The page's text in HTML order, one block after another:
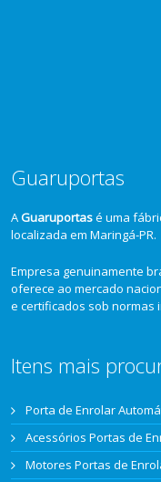
Guaruportas
AGuaruportasé uma
localizada em Maringá-PR.
Empresa genuinamente
oferece ao mercado
e certificados sob normas
Itens mais
Porta de Enrolar
Acessórios Portas de
Motores Portas de